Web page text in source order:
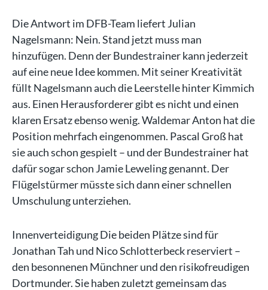
Die Antwort im DFB-Team liefert Julian
Nagelsmann: Nein. Stand jetzt muss man
hinzufügen. Denn der Bundestrainer kann jederzeit
auf eine neue Idee kommen. Mit seiner Kreativität
füllt Nagelsmann auch die Leerstelle hinter Kimmich
aus. Einen Herausforderer gibt es nicht und einen
klaren Ersatz ebenso wenig. Waldemar Anton hat die
Position mehrfach eingenommen. Pascal Groß hat
sie auch schon gespielt – und der Bundestrainer hat
dafür sogar schon Jamie Leweling genannt. Der
Flügelstürmer müsste sich dann einer schnellen
Umschulung unterziehen.
Innenverteidigung Die beiden Plätze sind für
Jonathan Tah und Nico Schlotterbeck reserviert –
den besonnenen Münchner und den risikofreudigen
Dortmunder. Sie haben zuletzt gemeinsam das